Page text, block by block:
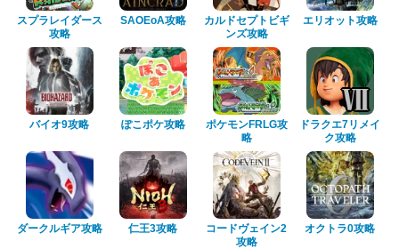
スプラレイダース
攻略
SAOEoA攻略
カルドセプトビギ
ンズ攻略
エリオット攻略
バイオ9攻略 ぽこポケ攻略
ポケモンFRLG攻
略
ドラクエ7リメイ
ク攻略
ダークルギア攻略 仁王3攻略
コードヴェイン2
攻略
オクトラ0攻略